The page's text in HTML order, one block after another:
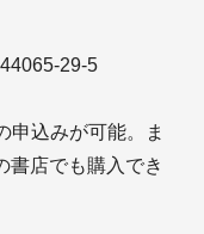
29-5
申込みが可能。ま
書店でも購入でき